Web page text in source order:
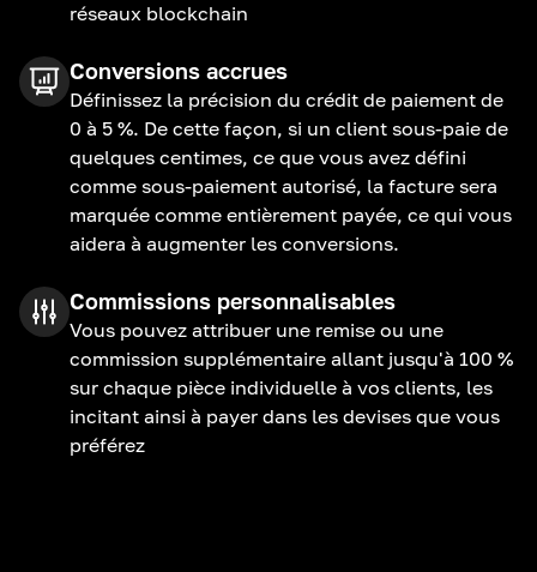
réseaux blockchain
Conversions accrues
Définissez la précision du crédit de paiement de
0 à 5 %. De cette façon, si un client sous-paie de
quelques centimes, ce que vous avez défini
comme sous-paiement autorisé, la facture sera
marquée comme entièrement payée, ce qui vous
aidera à augmenter les conversions.
Commissions personnalisables
Vous pouvez attribuer une remise ou une
commission supplémentaire allant jusqu'à 100 %
sur chaque pièce individuelle à vos clients, les
incitant ainsi à payer dans les devises que vous
préférez